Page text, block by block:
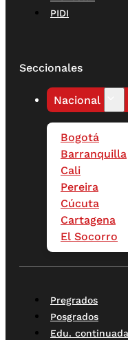
PIDI
Seccionales
Nacional
Bogotá
Barranquilla
Cali
Pereira
Cúcuta
Cartagena
El Socorro
Pregrados
Posgrados
Edu. continuada